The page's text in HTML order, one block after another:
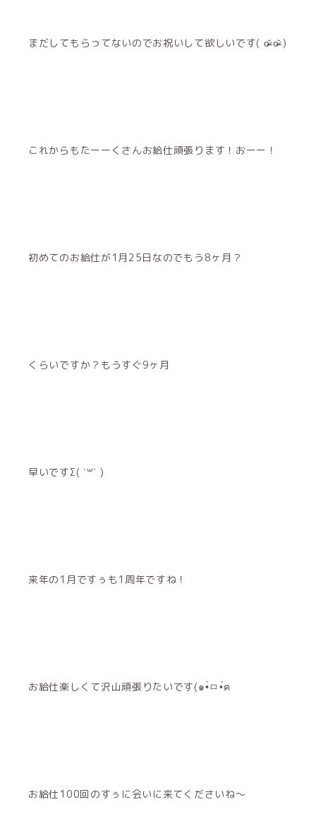
まだしてもらってないのでお祝いして欲しいです( o̴̶̷᷄‎ o̴̶̷᷅ )
これからもたーーくさんお給仕頑張ります！おーー！
初めてのお給仕が1月25日なのでもう8ヶ月？
くらいですか？もうすぐ9ヶ月
早いですΣ( ˙꒳​˙ )
来年の1月ですぅも1周年ですね！
お給仕楽しくて沢山頑張りたいです(๑•̀ㅁ•́ฅ
お給仕100回のすぅに会いに来てくださいね〜